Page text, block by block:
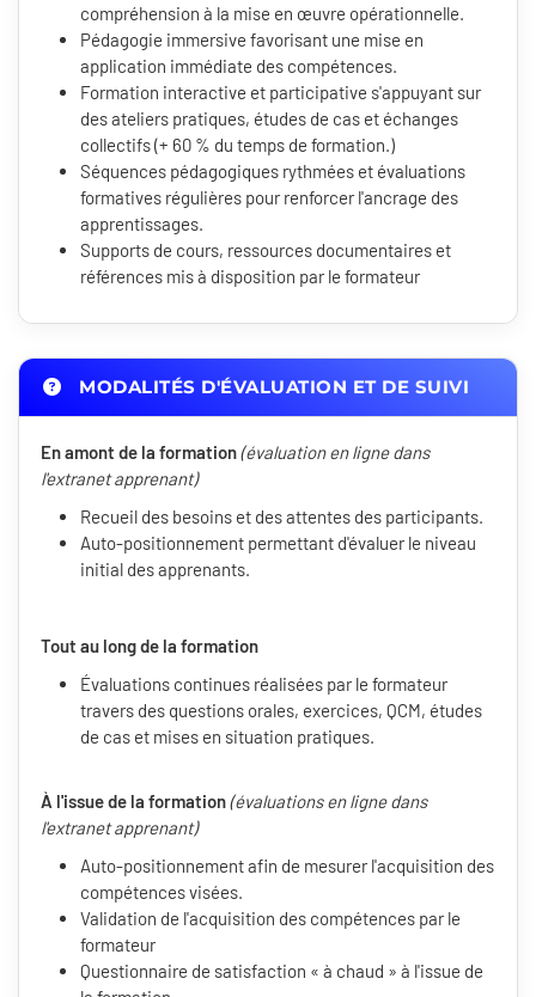
compréhension à la mise en œuvre opérationnelle.
Pédagogie immersive favorisant une mise en
application immédiate des compétences.
Formation interactive et participative s'appuyant sur
des ateliers pratiques, études de cas et échanges
collectifs (+ 60 % du temps de formation.)
Séquences pédagogiques rythmées et évaluations
formatives régulières pour renforcer l'ancrage des
apprentissages.
Supports de cours, ressources documentaires et
références mis à disposition par le formateur
MODALITÉS D'ÉVALUATION ET DE SUIVI
En amont de la formation(évaluation en ligne dans
l'extranet apprenant)
Recueil des besoins et des attentes des participants.
Auto-positionnement permettant d'évaluer le niveau
initial des apprenants.
Tout au long de la formation
Évaluations continues réalisées par le formateur
travers des questions orales, exercices, QCM, études
de cas et mises en situation pratiques.
À l'issue de la formation(évaluations en ligne dans
l'extranet apprenant)
Auto-positionnement afin de mesurer l'acquisition des
compétences visées.
Validation de l'acquisition des compétences par le
formateur
Questionnaire de satisfaction « à chaud » à l'issue de